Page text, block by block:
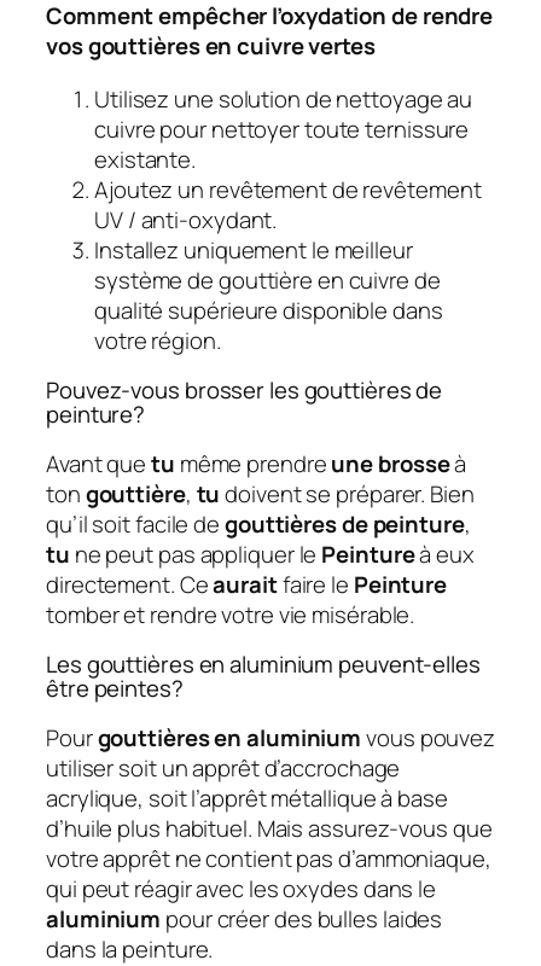
Comment empêcher l’oxydation de rendre
vos gouttières en cuivre vertes
Utilisez une solution de nettoyage au
cuivre pour nettoyer toute ternissure
existante.
Ajoutez un revêtement de revêtement
UV / anti-oxydant.
Installez uniquement le meilleur
système de gouttière en cuivre de
qualité supérieure disponible dans
votre région.
Pouvez-vous brosser les gouttières de
peinture?
Avant quetu même prendreune brosseà
tongouttière, tudoivent se préparer. Bien
qu’il soit facile degouttières de peinture,
tu ne peut pas appliquer le Peintureà eux
directement. Ceauraitfaire le Peinture
tomber et rendre votre vie misérable.
Les gouttières en aluminium peuvent-elles
être peintes?
Pourgouttières en aluminiumvous pouvez
utiliser soit un apprêt d’accrochage
acrylique, soit l’apprêt métallique à base
d’huile plus habituel. Mais assurez-vous que
votre apprêt ne contient pas d’ammoniaque,
qui peut réagir avec les oxydes dans le
aluminium pour créer des bulles laides
dans la peinture.